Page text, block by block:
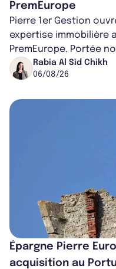
PremEurope
Pierre 1er Gestion
expertise immobilière
PremEurope. Portée
ancien directeur des
Rabia Al Sid Chikh
06/08/26
Épargne Pierre
acquisition au